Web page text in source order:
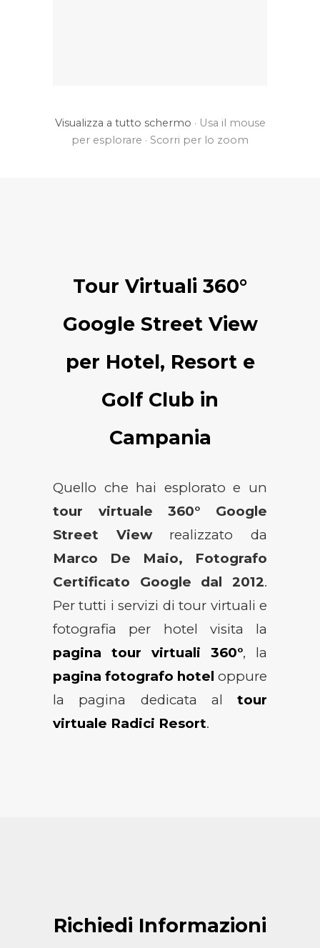
Visualizza a tutto schermo · Usa il mouse
per esplorare · Scorri per lo zoom
Tour Virtuali 360°
Google Street View
per Hotel, Resort e
Golf Club in
Campania
Quello che hai esplorato e un
tour virtuale 360° Google
Street Viewrealizzato da
Marco De Maio, Fotografo
Certificato Google dal 2012.
Per tutti i servizi di tour virtuali e
fotografia per hotel visita la
pagina tour virtuali 360°, la
pagina fotografo hotel oppure
la pagina dedicata al tour
virtuale Radici Resort.
Richiedi Informazioni